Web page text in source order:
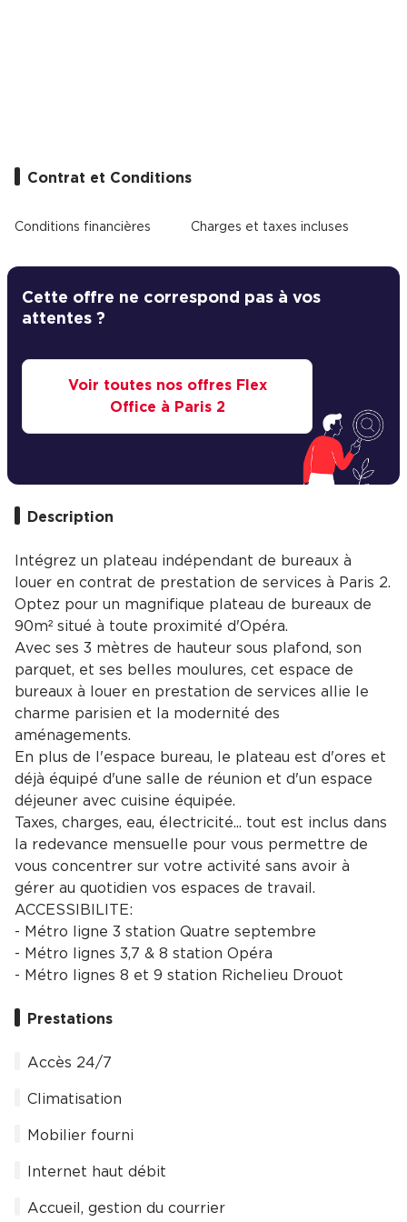
Contrat et Conditions
Conditions financières Charges et taxes incluses
Cette offre ne correspond pas à vos
attentes ?
Voir toutes nos offres Flex
Office à Paris 2
Description
Intégrez un plateau indépendant de bureaux à
louer en contrat de prestation de services à Paris 2.
Optez pour un magnifique plateau de bureaux de
90m² situé à toute proximité d'Opéra.
Avec ses 3 mètres de hauteur sous plafond, son
parquet, et ses belles moulures, cet espace de
bureaux à louer en prestation de services allie le
charme parisien et la modernité des
aménagements.
En plus de l'espace bureau, le plateau est d'ores et
déjà équipé d'une salle de réunion et d'un espace
déjeuner avec cuisine équipée.
Taxes, charges, eau, électricité... tout est inclus dans
la redevance mensuelle pour vous permettre de
vous concentrer sur votre activité sans avoir à
gérer au quotidien vos espaces de travail.
ACCESSIBILITE:
- Métro ligne 3 station Quatre septembre
- Métro lignes 3,7 & 8 station Opéra
- Métro lignes 8 et 9 station Richelieu Drouot
Prestations
Accès 24/7
Climatisation
Mobilier fourni
Internet haut débit
Accueil, gestion du courrier